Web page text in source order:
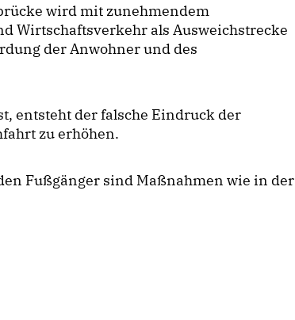
wird mit zunehmendem
Wirtschaftsverkehr als Ausweichstrecke
der Anwohner und des
entsteht der falsche Eindruck der
zu erhöhen.
Fußgänger sind Maßnahmen wie in der